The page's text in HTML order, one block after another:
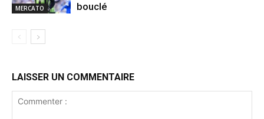
MERCATO
bouclé
LAISSER UN COMMENTAIRE